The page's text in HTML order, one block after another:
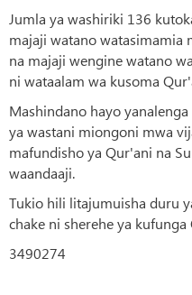
Jumla ya washiriki 136
majaji watano watasimamia
na majaji wengine watano
ni wataalam wa kusoma
Mashindano hayo
ya wastani miongoni mwa
mafundisho ya Qur'ani na
waandaaji.
Tukio hili litajumuisha duru
chake ni sherehe ya kufunga
3490274